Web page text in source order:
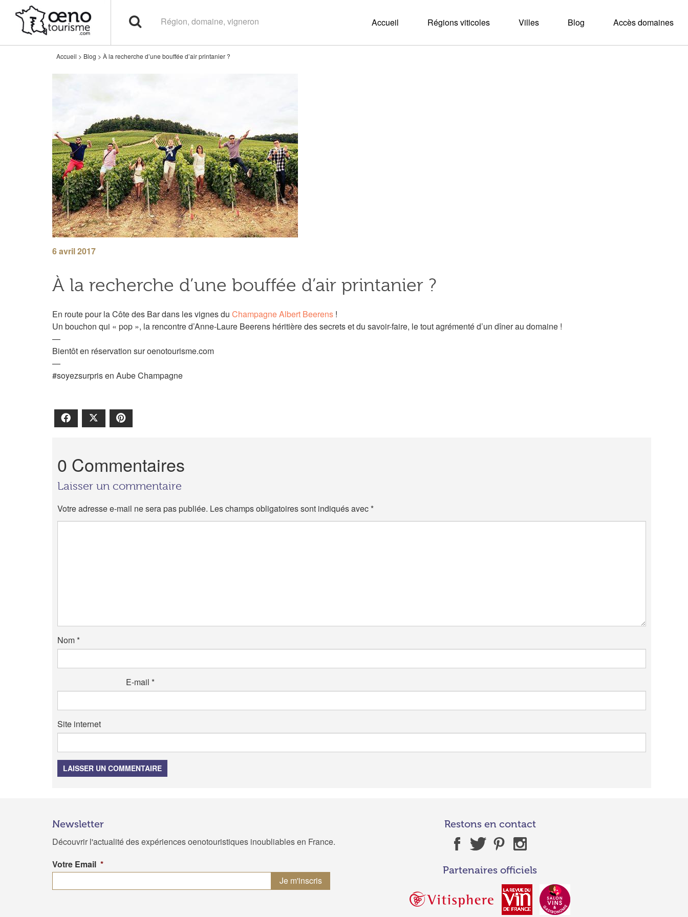
Accueil Régions viticoles Villes Blog Accès domaines
Accueil > Blog > À la recherche d’une bouffée d’air printanier ?
6 avril 2017
À la recherche d’une bouffée d’air printanier ?
En route pour la Côte des Bar dans les vignes du Champagne Albert Beerens !
Un bouchon qui « pop », la rencontre d’Anne-Laure Beerens héritière des secrets et du savoir-faire, le tout agrémenté d’un dîner au domaine !
—
Bientôt en réservation sur oenotourisme.com
—
#soyezsurprisen Aube Champagne
Facebook
0 Commentaires
Laisser un commentaire
Votre adresse e-mail ne sera pas publiée. Les champs obligatoires sont indiqués avec*
Nom*
E-mail *
Site internet
LAISSER UN COMMENTAIRE
Newsletter
Découvrir l'actualité des expériences oenotouristiques inoubliables en France.
Votre Email *
Restons en contact
Partenaires officiels